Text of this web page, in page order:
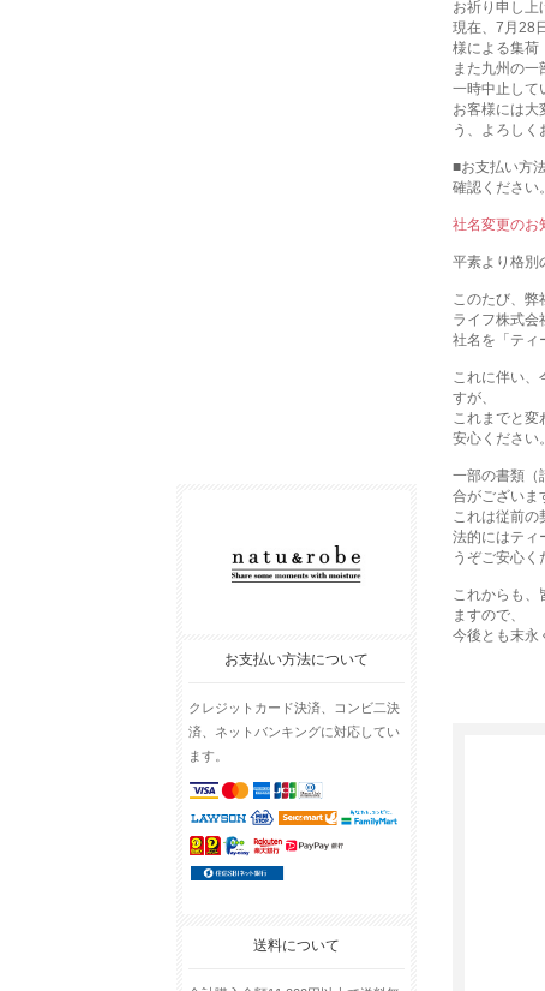
お支払い方法について
クレジットカード決済、コンビ二決
済、ネットバンキングに対応してい
ます。
送料について
お祈り申し上
現在、7月28
様による集荷
また九州の
一時中止して
お客様には大
う、よろしく
■お支払い方
確認ください。
社名変更のお
平素より格別
このたび、弊
ライフ株式会
社名を「ティ
これに伴い、
すが、
これまでと変
安心ください。
一部の書類（
合がございま
これは従前の
法的にはティ
うぞご安心く
これからも、
ますので、
今後とも末永